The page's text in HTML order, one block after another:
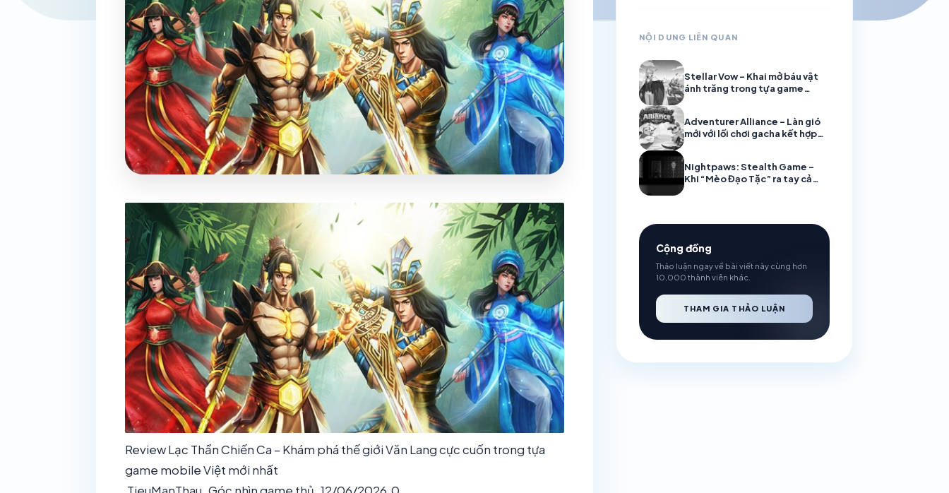
Review Lạc Thần Chiến Ca – Khám phá thế giới Văn Lang cực cuốn trong tựa
game mobile Việt mới nhất
NỘI DUNG LIÊN QUAN
Stellar Vow – Khai mở báu vật
ánh trăng trong tựa game
Adventurer Alliance – Làn gió
mới với lối chơi gacha kết hợp
Nightpaws: Stealth Game –
Khi “Mèo Đạo Tặc” ra tay cả
Cộng đồng
Thảo luận ngay về bài viết này cùng hơn
10,000 thành viên khác.
THAM GIA THẢO LUẬN